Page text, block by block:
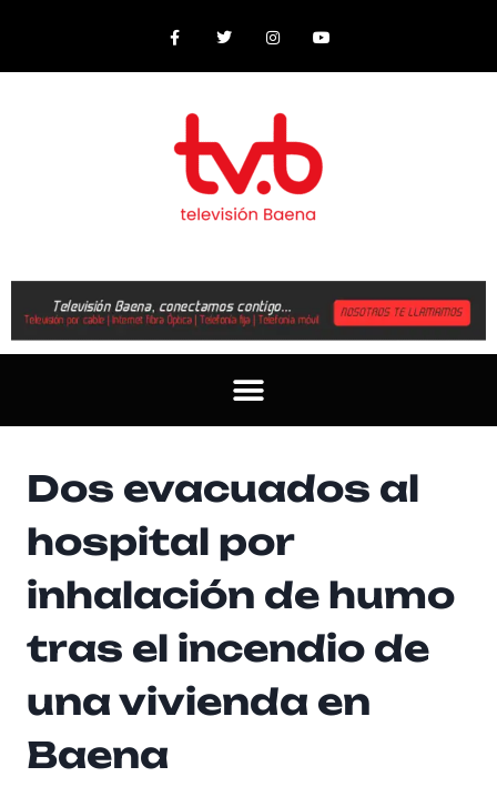
Dos evacuados al
hospital por
inhalación de humo
tras el incendio de
una vivienda en
Baena